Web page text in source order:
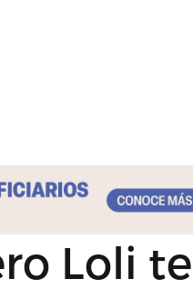
Loli te